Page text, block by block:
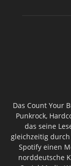
Das Count Your
Punkrock,
das seine
gleichzeitig
Spotify einen
norddeutsche